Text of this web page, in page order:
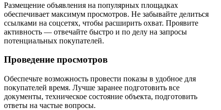
Размещение объявления на популярных площадках
обеспечивает максимум просмотров. Не забывайте делиться
ссылками на соцсетях, чтобы расширить охват. Проявите
активность — отвечайте быстро и по делу на запросы
потенциальных покупателей.
Проведение просмотров
Обеспечьте возможность провести показы в удобное для
покупателей время. Лучше заранее подготовить все
документы, техническое состояние объекта, подготовить
ответы на частые вопросы.